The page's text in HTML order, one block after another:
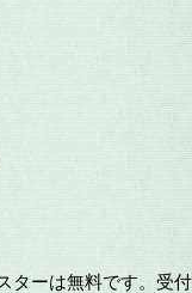
ーは無料です。受